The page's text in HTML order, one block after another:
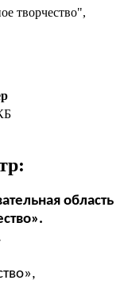
творчество",
область